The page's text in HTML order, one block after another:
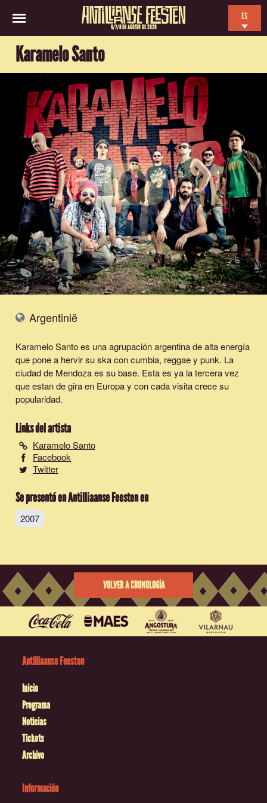
6/7/8 DE AGOSTO DE 2026
ES
Karamelo Santo
Argentinië
Karamelo Santo es una agrupación argentina de alta energía
que pone a hervir su ska con cumbia, reggae y punk. La
ciudad de Mendoza es su base. Esta es ya la tercera vez
que estan de gira en Europa y con cada visita crece su
popularidad.
Links del artista
Karamelo Santo
Facebook
Twitter
Se presentó en Antilliaanse Feesten en
2007
VOLVER A CRONOLOGÍA
Antilliaanse Feesten
Inicio
Programa
Noticias
Tickets
Archivo
Información